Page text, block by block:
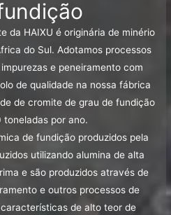
da HAIXU é originária de minério
do Sul. Adotamos processos
e peneiramento com
de qualidade na nossa fábrica
de cromite de grau de fundição
toneladas por ano.
de fundição produzidos pela
utilizando alumina de alta
e são produzidos através de
e outros processos de
de alto teor de